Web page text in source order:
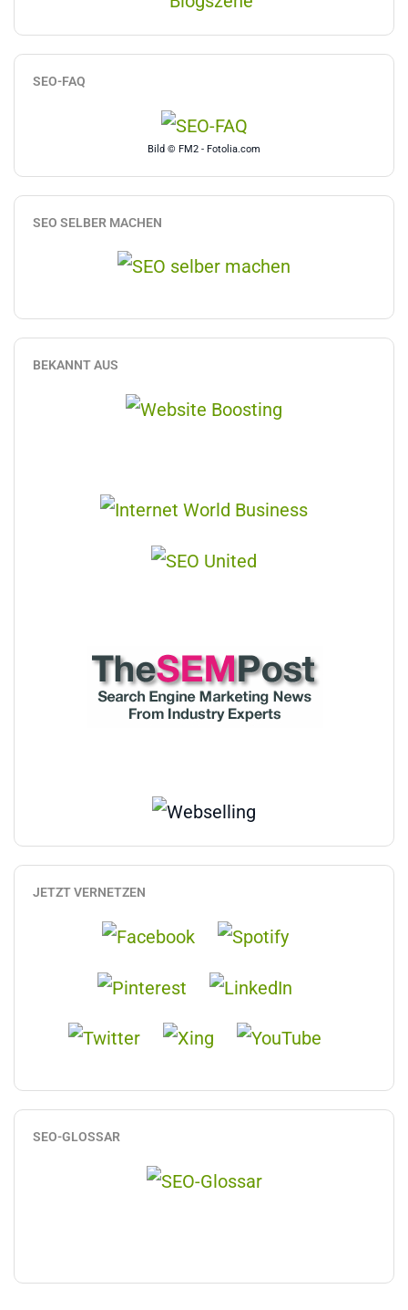
SEO-FAQ
Bild © FM2 - Fotolia.com
SEO SELBER MACHEN
BEKANNT AUS
JETZT VERNETZEN
SEO-GLOSSAR